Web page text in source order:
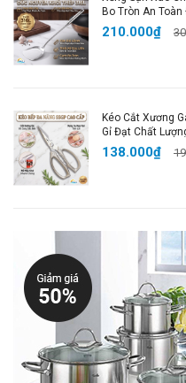
✅ Không bán hàng kém
✅ Hoàn tiền nếu sản
✅ Đổi trả dễ dàng khi có
📣Hashtags Chuẩn
#NồiHấp
#HấpBánhBao #HấpXôi
👉MUA NGAY để
này!
Bo Tròn An Toàn
210.000₫
Kéo Cắt Xương
Gỉ Đạt Chất
138.000₫